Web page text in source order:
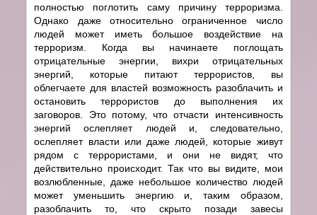
полностью поглотить саму причину терроризма.
Однако даже относительно ограниченное число
людей может иметь большое воздействие на
терроризм. Когда вы начинаете поглощать
отрицательные энергии, вихри отрицательных
энергий, которые питают террористов, вы
облегчаете для властей возможность разоблачить и
остановить террористов до выполнения их
заговоров. Это потому, что отчасти интенсивность
энергий ослепляет людей и, следовательно,
ослепляет власти или даже людей, которые живут
рядом с террористами, и они не видят, что
действительно происходит. Так что вы видите, мои
возлюбленные, даже небольшое количество людей
может уменьшить энергию и, таким образом,
разоблачить то, что скрыто позади завесы